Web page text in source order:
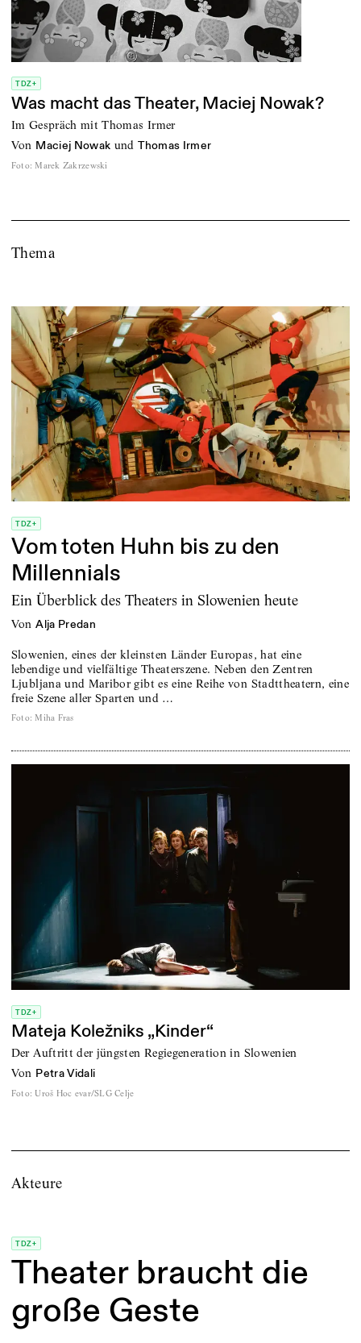
TDZ+
Was macht das Theater, Maciej Nowak?
Im Gespräch mit Thomas Irmer
von Maciej Nowak und Thomas Irmer
Foto: Marek Zakrzewski
Thema
TDZ+
Vom toten Huhn bis zu den
Millennials
Ein Überblick des Theaters in Slowenien heute
von Alja Predan
Slowenien, eines der kleinsten Länder Europas, hat eine
lebendige und vielfältige Theaterszene. Neben den Zentren
Ljubljana und Maribor gibt es eine Reihe von Stadttheatern, eine
freie Szene aller Sparten und …
Foto: Miha Fras
TDZ+
Mateja Koležniks „Kinder“
Der Auftritt der jüngsten Regiegeneration in Slowenien
von Petra Vidali
Foto: Uroš Hoc evar/SLG Celje
Akteure
TDZ+
Theater braucht die
große Geste